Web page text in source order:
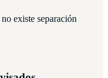
existe separación